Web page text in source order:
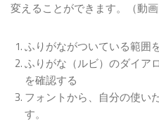
変えることができます。（動画
ふりがながついている範囲
ふりがな（ルビ）のダイア
を確認する
フォントから、自分の使い
す。